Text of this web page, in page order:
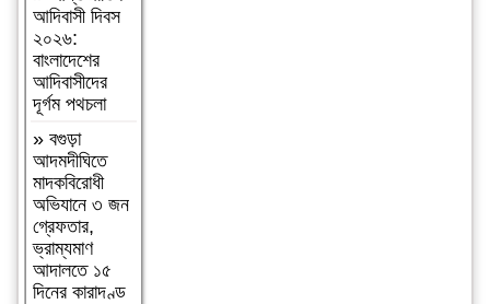
আদিবাসী দিবস
২০২৬:
বাংলাদেশের
আদিবাসীদের
দূর্গম পথচলা
»বগুড়া
আদমদীঘিতে
মাদকবিরোধী
অভিযানে ৩ জন
গ্রেফতার,
ভ্রাম্যমাণ
আদালতে ১৫
দিনের কারাদণ্ড